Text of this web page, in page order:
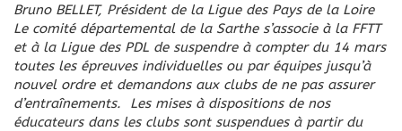
Bruno BELLET, Président de la Ligue des Pays de la Loire
Le comité départemental de la Sarthe s’associe à la FFTT
et à la Ligue des PDL de suspendre à compter du 14 mars
toutes les épreuves individuelles ou par équipes jusqu’à
nouvel ordre et demandons aux clubs de ne pas assurer
d’entraînements.
Les mises à dispositions de nos
éducateurs dans les clubs sont suspendues à partir du